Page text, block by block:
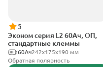
5
Эконом серия L2 60Ач, ОП,
стандартные клеммы
242х175х190 мм
60Ач
Обратная полярность